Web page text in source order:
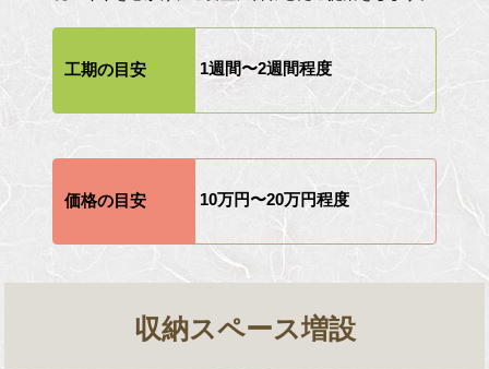
工期の目安 1週間〜2週間程度
価格の目安 10万円〜20万円程度
収納スペース増設